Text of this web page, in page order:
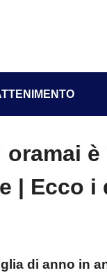
è
| Ecco i
di anno in